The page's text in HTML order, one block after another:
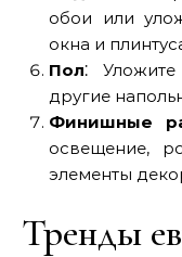
обои или
окна и
Пол⁚
другие
Финишные
освещение,
элементы
Тренды